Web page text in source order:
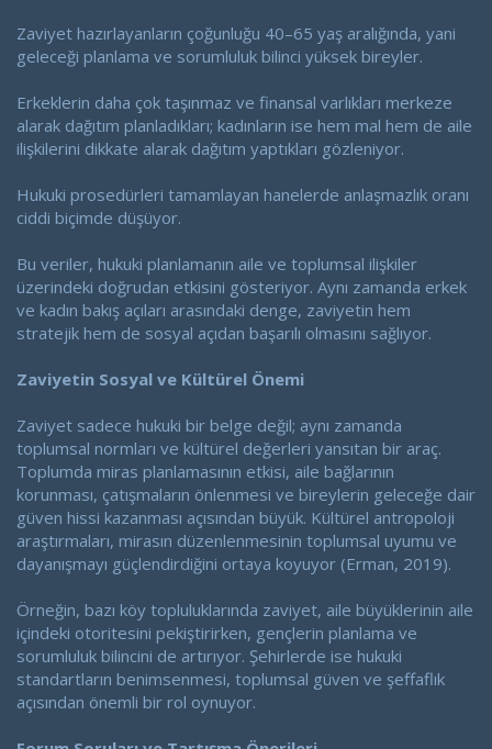
Zaviyet hazırlayanların çoğunluğu 40–65 yaş aralığında, yani
geleceği planlama ve sorumluluk bilinci yüksek bireyler.
Erkeklerin daha çok taşınmaz ve finansal varlıkları merkeze
alarak dağıtım planladıkları; kadınların ise hem mal hem de aile
ilişkilerini dikkate alarak dağıtım yaptıkları gözleniyor.
Hukuki prosedürleri tamamlayan hanelerde anlaşmazlık oranı
ciddi biçimde düşüyor.
Bu veriler, hukuki planlamanın aile ve toplumsal ilişkiler
üzerindeki doğrudan etkisini gösteriyor. Aynı zamanda erkek
ve kadın bakış açıları arasındaki denge, zaviyetin hem
stratejik hem de sosyal açıdan başarılı olmasını sağlıyor.
Zaviyetin Sosyal ve Kültürel Önemi
Zaviyet sadece hukuki bir belge değil; aynı zamanda
toplumsal normları ve kültürel değerleri yansıtan bir araç.
Toplumda miras planlamasının etkisi, aile bağlarının
korunması, çatışmaların önlenmesi ve bireylerin geleceğe dair
güven hissi kazanması açısından büyük. Kültürel antropoloji
araştırmaları, mirasın düzenlenmesinin toplumsal uyumu ve
dayanışmayı güçlendirdiğini ortaya koyuyor (Erman, 2019).
Örneğin, bazı köy topluluklarında zaviyet, aile büyüklerinin aile
içindeki otoritesini pekiştirirken, gençlerin planlama ve
sorumluluk bilincini de artırıyor. Şehirlerde ise hukuki
standartların benimsenmesi, toplumsal güven ve şeffaflık
açısından önemli bir rol oynuyor.